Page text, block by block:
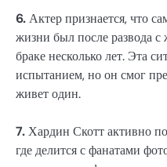
6.Актер признается, что
жизни был после развода
браке несколько лет. Эта
испытанием, но он смог
живет один.
7.Хардин Скотт активно
где делится с фанатами